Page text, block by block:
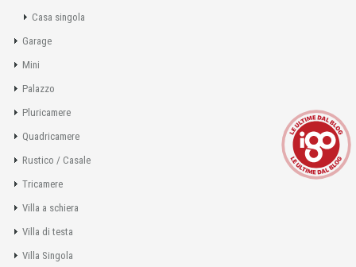
Casa singola
Garage
Mini
Palazzo
Pluricamere
Quadricamere
Rustico / Casale
Tricamere
Villa a schiera
Villa di testa
Villa Singola